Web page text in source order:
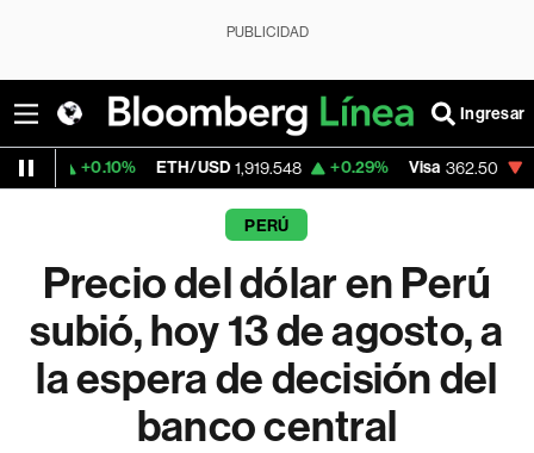
PUBLICIDAD
Ingresar
ETH/USD 1,919.548 +0.29% Visa 362.50 -2.15%
PERÚ
Precio del dólar en Perú
subió, hoy 13 de agosto, a
la espera de decisión del
banco central